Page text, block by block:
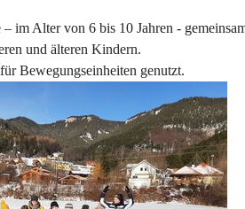
im Alter von 6 bis 10 Jahren -
und älteren Kindern.
Bewegungseinheiten genutzt.